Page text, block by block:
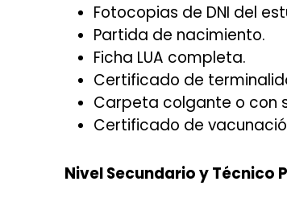
Fotocopias de DNI del
Partida de nacimiento.
Ficha LUA completa.
Certificado de
Carpeta colgante o con
Certificado de
Nivel Secundario y Técnico